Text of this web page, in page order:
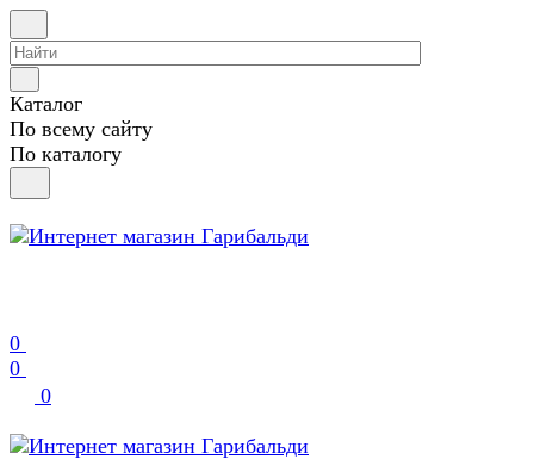
Каталог
По всему сайту
По каталогу
0
0
0